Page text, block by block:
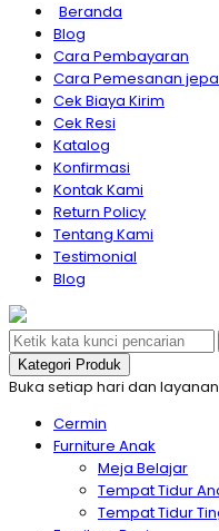
Beranda
Blog
Cara Pembayaran
Cara Pemesanan
Cek Biaya Kirim
Cek Resi
Katalog
Konfirmasi
Kontak Kami
Return Policy
Tentang Kami
Testimonial
Blog
Kategori Produk
Buka setiap hari dan
Cermin
Furniture Anak
Meja Belajar
Tempat Tidur
Tempat Tidur